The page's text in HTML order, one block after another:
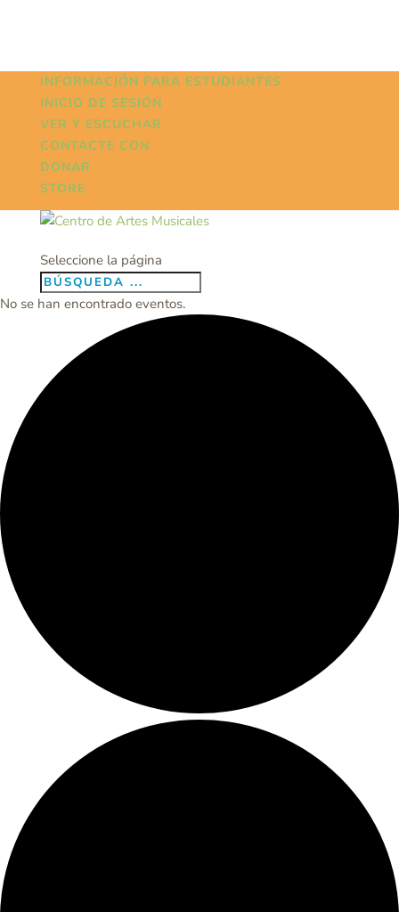
INFORMACIÓN PARA ESTUDIANTES
INICIO DE SESIÓN
VER Y ESCUCHAR
CONTACTE CON
DONAR
STORE
Seleccione la página
No se han encontrado eventos.